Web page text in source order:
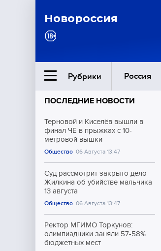
Новороссия
Рубрики Россия
Ближний Восток
Общество
Культура
ПОСЛЕДНИЕ НОВОСТИ
Терновой и Киселёв вышли в
финал ЧЕ в прыжках с 10-
метровой вышки
Общество 06 Августа 13:47
Суд рассмотрит закрыто дело
Жилкина об убийстве мальчика
13 августа
Общество 06 Августа 13:47
Ректор МГИМО Торкунов:
олимпиадники заняли 57-58%
бюджетных мест